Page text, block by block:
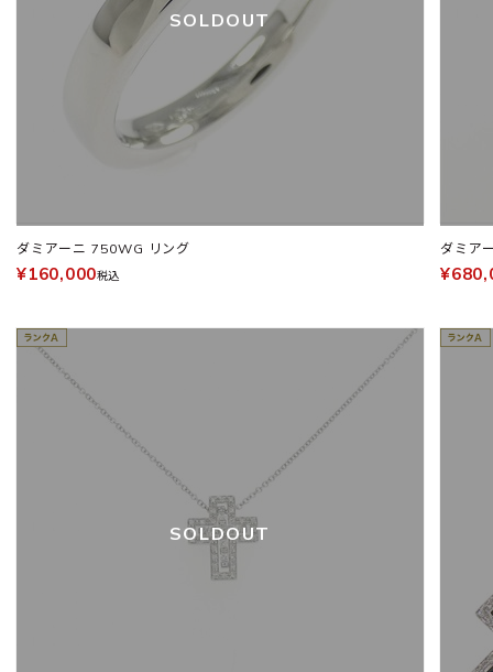
SOLDOUT
ダミアーニ 750WG リング
¥160,000税込
ダミア
SOLDOUT